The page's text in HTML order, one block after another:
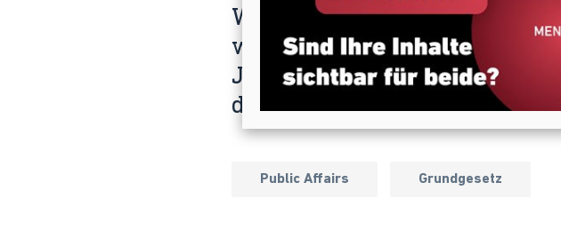
Wir feiern den 75.
werfen viele einen besorgten
Jubilar und fragen sich, wie
demokratische Verfassung
Public Affairs Grundgesetz